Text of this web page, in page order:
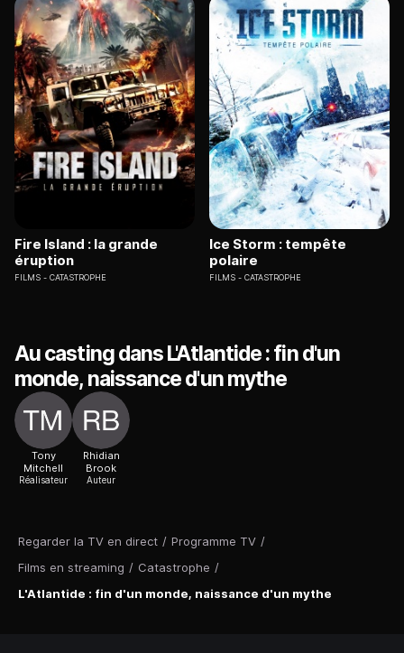
Regarder la TV en direct / Programme TV /
Films en streaming / Catastrophe /
L'Atlantide : fin d'un monde, naissance d'un mythe
Fire Island : la grande
éruption
FILMS CATASTROPHE
Ice Storm : tempête
polaire
FILMS CATASTROPHE
Au casting dans L'Atlantide : fin d'un
monde, naissance d'un mythe
Tony
Mitchell
Réalisateur
Rhidian
Brook
Auteur